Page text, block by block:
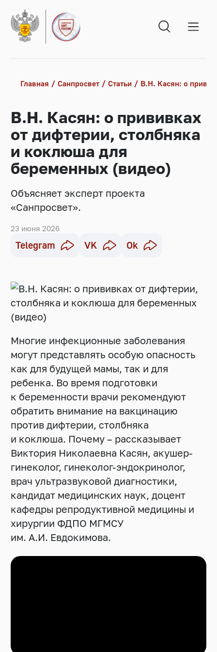
Главная Санпросвет Статьи В.Н. Касян: о
В.Н. Касян: о прививках
от дифтерии, столбняка
и коклюша для
беременных (видео)
Объясняет эксперт проекта
«Санпросвет».
23 июня 2026
Telegram VK Ok
Многие инфекционные заболевания
могут представлять особую опасность
как для будущей мамы, так и для
ребенка. Во время подготовки
к беременности врачи рекомендуют
обратить внимание на вакцинацию
против дифтерии, столбняка
и коклюша. Почему – рассказывает
Виктория Николаевна Касян, акушер-
гинеколог, гинеколог-эндокринолог,
врач ультразвуковой диагностики,
кандидат медицинских наук, доцент
кафедры репродуктивной медицины и
хирургии ФДПО МГМСУ
им. А.И. Евдокимова.